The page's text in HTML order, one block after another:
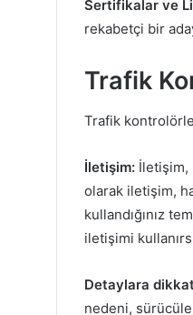
Sertifikalar ve
rekabetçi bir
Trafik
Trafik
İletişim: İletişim,
olarak iletişim,
kullandığınız
iletişimi
Detaylara
nedeni,